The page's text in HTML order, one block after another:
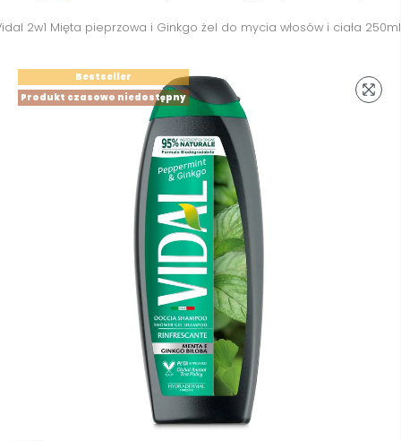
2w1 Mięta pieprzowa i Ginkgo żel do mycia włosów i ciała 250ml
Produkt czasowo niedostępny
Bestseller